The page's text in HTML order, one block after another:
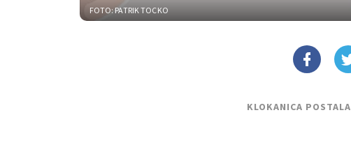
FOTO: PATRIK TOCKO
KLOKANICA POSTALA